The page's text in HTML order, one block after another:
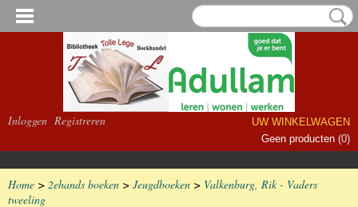
Inloggen Registreren
UW WINKELWAGEN
Geen producten (0)
Home > 2ehands boeken > Jeugdboeken > Valkenburg, Rik - Vaders
tweeling